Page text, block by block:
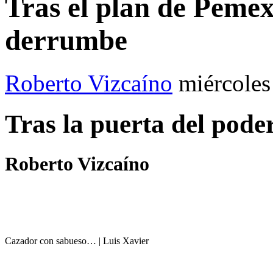
Tras el plan de
derrumbe
Roberto Vizcaíno
Tras la puerta del
Roberto Vizcaíno
Cazador con sabueso… | Luis Xavier